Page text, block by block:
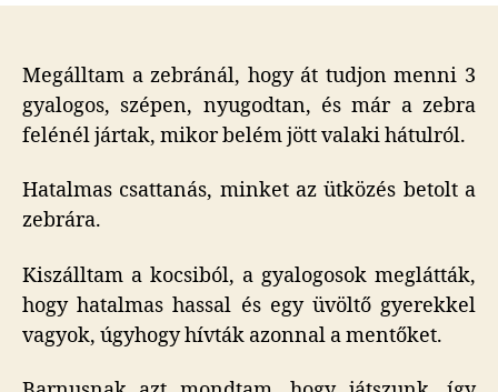
Megálltam a zebránál, hogy át tudjon menni 3
gyalogos, szépen, nyugodtan, és már a zebra
felénél jártak, mikor belém jött valaki hátulról.
Hatalmas csattanás, minket az ütközés betolt a
zebrára.
Kiszálltam a kocsiból, a gyalogosok meglátták,
hogy hatalmas hassal és egy üvöltő gyerekkel
vagyok, úgyhogy hívták azonnal a mentőket.